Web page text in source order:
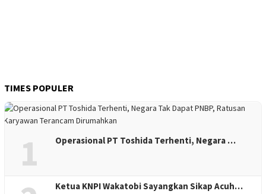
TIMES POPULER
1 Operasional PT Toshida Terhenti, Negara …
Ketua KNPI Wakatobi Sayangkan Sikap Acuh…